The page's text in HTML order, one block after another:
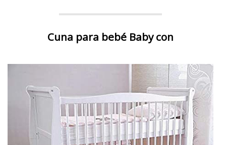
Cuna para bebé Baby con